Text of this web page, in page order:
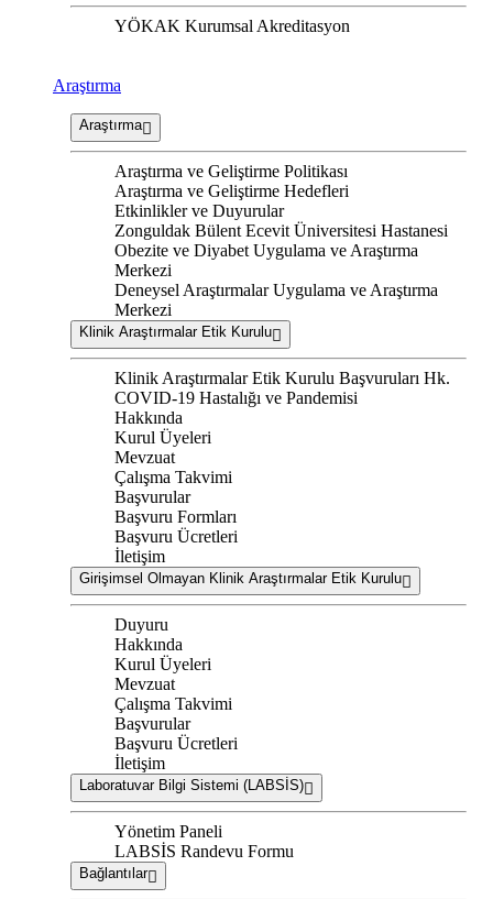
YÖKAK Kurumsal Akreditasyon
Araştırma
Araştırma
Araştırma ve Geliştirme Politikası
Araştırma ve Geliştirme Hedefleri
Etkinlikler ve Duyurular
Zonguldak Bülent Ecevit Üniversitesi Hastanesi
Obezite ve Diyabet Uygulama ve Araştırma
Merkezi
Deneysel Araştırmalar Uygulama ve Araştırma
Merkezi
Klinik Araştırmalar Etik Kurulu
Klinik Araştırmalar Etik Kurulu Başvuruları Hk.
COVID-19 Hastalığı ve Pandemisi
Hakkında
Kurul Üyeleri
Mevzuat
Çalışma Takvimi
Başvurular
Başvuru Formları
Başvuru Ücretleri
İletişim
Girişimsel Olmayan Klinik Araştırmalar Etik Kurulu
Duyuru
Hakkında
Kurul Üyeleri
Mevzuat
Çalışma Takvimi
Başvurular
Başvuru Ücretleri
İletişim
Laboratuvar Bilgi Sistemi (LABSİS)
Yönetim Paneli
LABSİS Randevu Formu
Bağlantılar